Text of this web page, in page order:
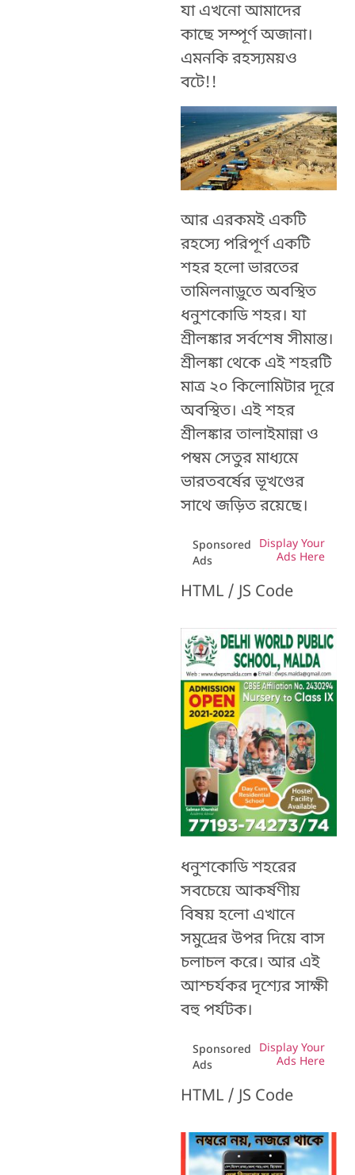
যা এখনো আমাদের
কাছে সম্পূর্ণ অজানা।
এমনকি রহস্যময়ও
বটে!!
আর এরকমই একটি
রহস্যে পরিপূর্ণ একটি
শহর হলো ভারতের
তামিলনাড়ুতে অবস্থিত
ধনুশকোডি শহর। যা
শ্রীলঙ্কার সর্বশেষ সীমান্ত।
শ্রীলঙ্কা থেকে এই শহরটি
মাত্র ২০ কিলোমিটার দূরে
অবস্থিত। এই শহর
শ্রীলঙ্কার তালাইমান্না ও
পম্বম সেতুর মাধ্যমে
ভারতবর্ষের ভূখণ্ডের
সাথে জড়িত রয়েছে।
Sponsored
Ads
Display Your
Ads Here
HTML / JS Code
ধনুশকোডি শহরের
সবচেয়ে আকর্ষণীয়
বিষয় হলো এখানে
সমুদ্রের উপর দিয়ে বাস
চলাচল করে। আর এই
আশ্চর্যকর দৃশ্যের সাক্ষী
বহু পর্যটক।
Sponsored
Ads
Display Your
Ads Here
HTML / JS Code